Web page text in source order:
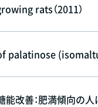
rats（2011）
改善：肥満傾向の人